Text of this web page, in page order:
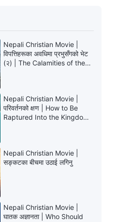
Dance | मैले परमेश्‍वरलाई
सङ्कल्प गरेको छु | Praise
Dance | परमेश्‍वरको महान्
भएको छ | Praise Song
Dance | केवल परमेश्‍वर नै
हुनुहुन्छ | Praise Song
Nepali Christian Movie |
विपत्तिहरूका अवधिमा प्रभुसँगको भेट
(२) | The Calamities of the
Nepali Christian Movie |
परिवर्तनको क्षण | How to Be
Raptured Into the Kingdom
Nepali Christian Movie |
सङ्कटका बीचमा उठाई लगिनु
Nepali Christian Movie |
घातक अज्ञानता | Who Should